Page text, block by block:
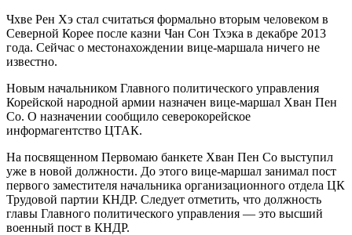
Чхве Рен Хэ стал считаться формально вторым человеком в
Северной Корее после казни Чан Сон Тхэка в декабре 2013
года. Сейчас о местонахождении вице-маршала ничего не
известно.
Новым начальником Главного политического управления
Корейской народной армии назначен вице-маршал Хван Пен
Со. О назначении сообщило северокорейское
информагентство ЦТАК.
На посвященном Первомаю банкете Хван Пен Со выступил
уже в новой должности. До этого вице-маршал занимал пост
первого заместителя начальника организационного отдела ЦК
Трудовой партии КНДР. Следует отметить, что должность
главы Главного политического управления — это высший
военный пост в КНДР.